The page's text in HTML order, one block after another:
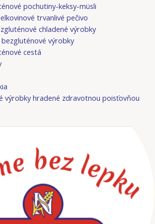
pochutiny-keksy-müsli
trvanlivé pečivo
chladené výrobky
bezgluténové výrobky
cestá
výrobky hradené zdravotnou poisťovňou